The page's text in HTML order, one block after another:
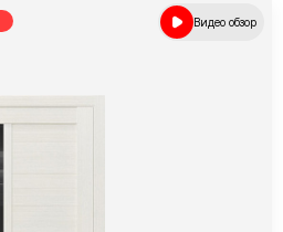
Видео обзор